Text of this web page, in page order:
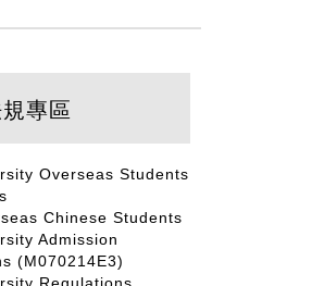
專區
Overseas Students
Chinese Students
Admission
(M070214E3)